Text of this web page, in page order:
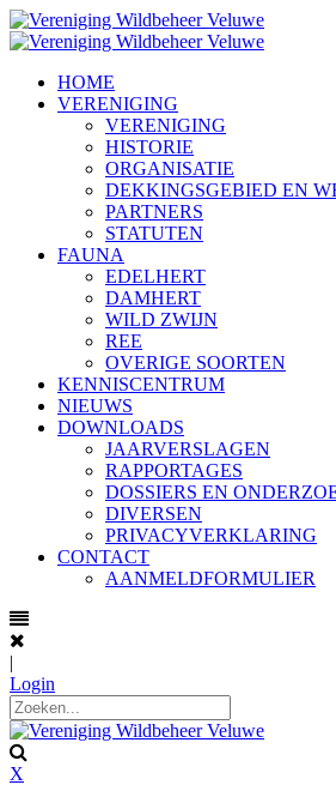
HOME
VERENIGING
VERENIGING
HISTORIE
ORGANISATIE
DEKKINGSGEBIED EN
PARTNERS
STATUTEN
FAUNA
EDELHERT
DAMHERT
WILD ZWIJN
REE
OVERIGE SOORTEN
KENNISCENTRUM
NIEUWS
DOWNLOADS
JAARVERSLAGEN
RAPPORTAGES
DOSSIERS EN
DIVERSEN
PRIVACYVERKLARING
CONTACT
AANMELDFORMULIER
|
Login
X